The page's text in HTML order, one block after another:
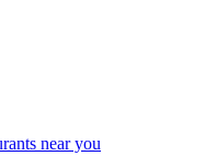
near you